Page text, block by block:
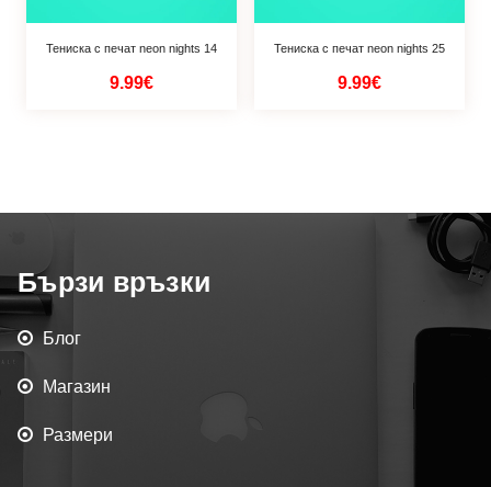
Тениска с печат neon nights 14
9.99€
Тениска с печат neon nights 25
9.99€
Бързи връзки
Блог
Магазин
Размери